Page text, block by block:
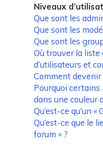
Niveaux
Que sont les
Que sont les
Que sont les
Où trouver la liste
d’utilisateurs et
Comment
Pourquoi
dans une couleur
Qu’est-ce qu’un
Qu’est-ce que le
forum » ?